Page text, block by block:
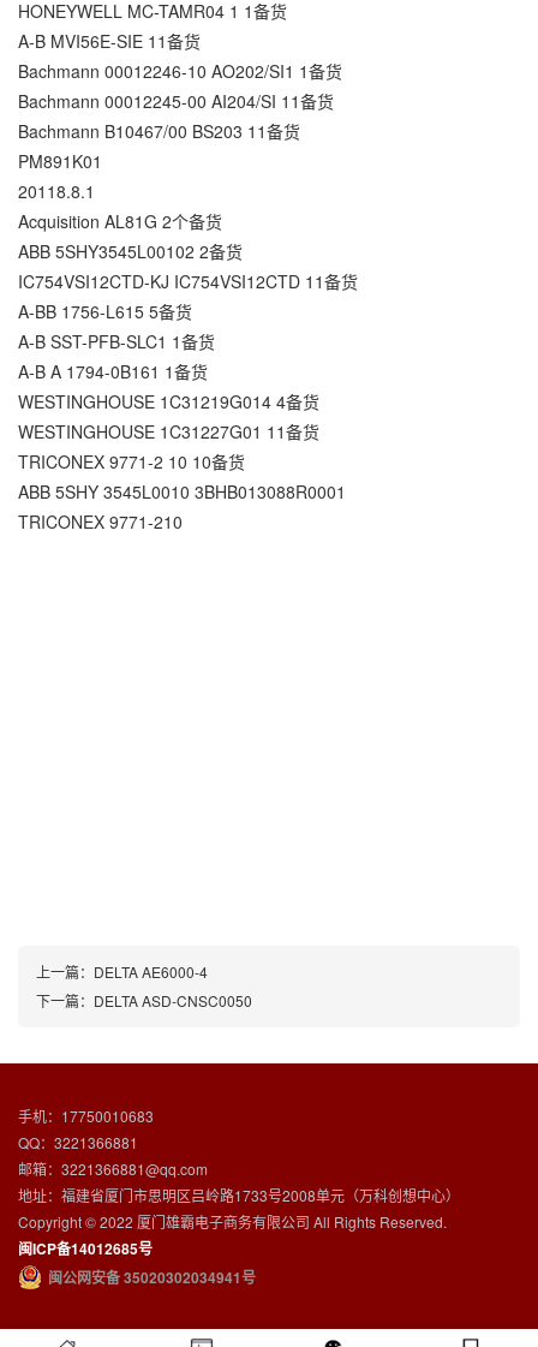
HONEYWELL MC-TAMR04 1 1备货
A-B MVI56E-SIE 11备货
Bachmann 00012246-10 AO202/SI1 1备货
Bachmann 00012245-00 AI204/SI 11备货
Bachmann B10467/00 BS203 11备货
PM891K01
20118.8.1
Acquisition AL81G 2个备货
ABB 5SHY3545L00102 2备货
IC754VSI12CTD-KJ IC754VSI12CTD 11备货
A-BB 1756-L615 5备货
A-B SST-PFB-SLC1 1备货
A-B A 1794-0B161 1备货
WESTINGHOUSE 1C31219G014 4备货
WESTINGHOUSE 1C31227G01 11备货
TRICONEX 9771-2 10 10备货
ABB 5SHY 3545L0010 3BHB013088R0001
TRICONEX 9771-210
上一篇： DELTA AE6000-4
下一篇： DELTA ASD-CNSC0050
手机：17750010683
QQ：3221366881
邮箱：3221366881@qq.com
地址：福建省厦门市思明区吕岭路1733号2008单元（万科创想中心）
Copyright © 2022 厦门雄霸电子商务有限公司 All Rights Reserved.
闽ICP备14012685号
闽公网安备 35020302034941号